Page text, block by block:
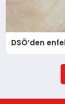
SIYASET
DSÖ’den